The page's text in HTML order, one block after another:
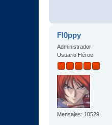
Fl0ppy
Administrador
Usuario Héroe
Mensajes: 10529